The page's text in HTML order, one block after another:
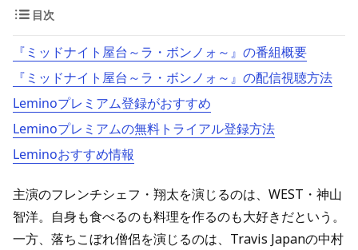
目次
『ミッドナイト屋台～ラ・ボンノォ～』の番組概要
『ミッドナイト屋台～ラ・ボンノォ～』の配信視聴方法
Leminoプレミアム登録がおすすめ
Leminoプレミアムの無料トライアル登録方法
Leminoおすすめ情報
主演のフレンチシェフ・翔太を演じるのは、WEST・神山
智洋。自身も食べるのも料理を作るのも大好きだという。
一方、落ちこぼれ僧侶を演じるのは、Travis Japanの中村